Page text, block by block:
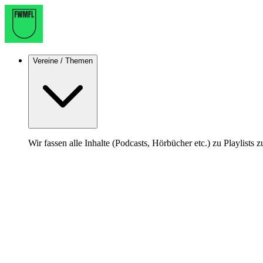
Vereine / Themen
Wir fassen alle Inhalte (Podcasts, Hörbücher etc.) zu Playlists